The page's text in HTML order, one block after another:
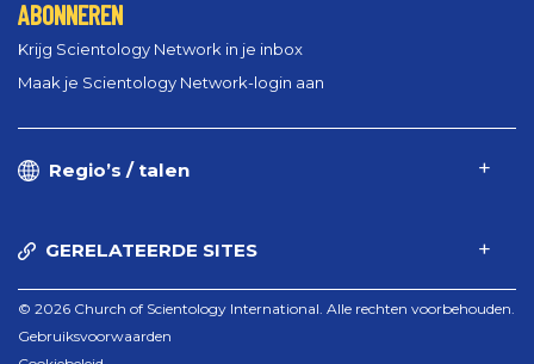
ABONNEREN
Krijg Scientology Network in je inbox
Maak je Scientology Network-login aan
Regio’s / talen
GERELATEERDE SITES
© 2026 Church of Scientology International. Alle rechten voorbehouden.
Gebruiksvoorwaarden